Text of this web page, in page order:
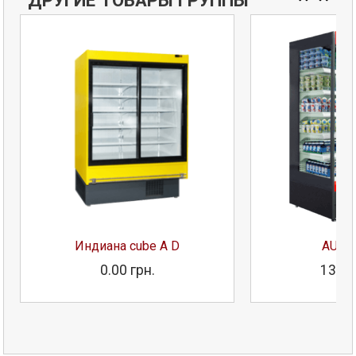
Индиана cube A D
0.00 грн. 133